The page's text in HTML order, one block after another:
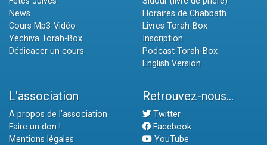
News
Cours Mp3-Vidéo
Yéchiva Torah-Box
Dédicacer un cours
Horaires de Chabbath
Livres Torah-Box
Inscription
Podcast Torah-Box
English Version
L'association
A propos de l'association
Faire un don !
Mentions légales
Retrouvez-nous...
Twitter
Facebook
YouTube